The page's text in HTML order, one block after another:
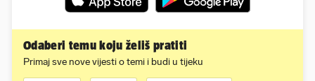
Odaberi temu koju želiš pratiti
Primaj sve nove vijesti o temi i budi u tijeku